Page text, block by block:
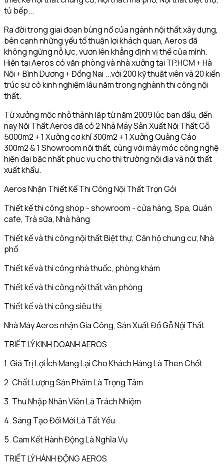
tủ bếp...
Ra đời trong giai đoạn bùng nổ của ngành nội thất xây dựng,
bên cạnh những yếu tố thuận lợi khách quan, Aeros đã
không ngừng nỗ lực, vươn lên khẳng định vị thế của mình.
Hiện tại Aeros có văn phòng và nhà xưởng tại TP.HCM + Hà
Nội + Bình Dương + Đồng Nai ...với 200 kỹ thuật viên và 20 kiến
trúc sư có kinh nghiệm lâu năm trong nghành thi công nội
thất.
Từ xưởng mộc nhỏ thành lập từ năm 2009 lúc ban đầu, đến
nay Nội Thất Aeros đã có 2 Nhà Máy Sản Xuất Nội Thất Gỗ
5000m2 + 1 Xưởng cơ khí 300m2 + 1 Xưởng Quảng Cáo
300m2 & 1 Showroom nội thất, cùng với máy móc công nghệ
hiện đại bậc nhất phục vụ cho thị trường nội địa và nội thất
xuất khẩu.
Aeros Nhận Thiết Kế Thi Công Nội Thất Trọn Gói
Thiết kế thi công shop - showroom - cửa hàng, Spa, Quán
cafe, Trà sữa, Nhà hàng
Thiết kế và thi công nội thất Biệt thự, Căn hộ chung cư, Nhà
phố
Thiết kế và thi công nhà thuốc, phòng khám
Thiết kế và thi công nội thất văn phòng
Thiết kế và thi công siêu thị
Nhà Máy Aeros nhận Gia Công, Sản Xuất Đồ Gỗ Nội Thất
TRIẾT LÝ KINH DOANH AEROS
1. Giá Trị Lợi Ích Mang Lại Cho Khách Hàng Là Then Chốt
2. Chất Lượng Sản Phẩm Là Trọng Tâm
3. Thu Nhập Nhân Viên Là Trách Nhiệm
4. Sáng Tạo Đổi Mới Là Tất Yếu
5. Cam Kết Hành Động Là Nghĩa Vụ
TRIẾT LÝ HÀNH ĐỘNG AEROS